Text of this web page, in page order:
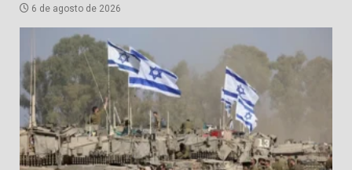
6 de agosto de 2026